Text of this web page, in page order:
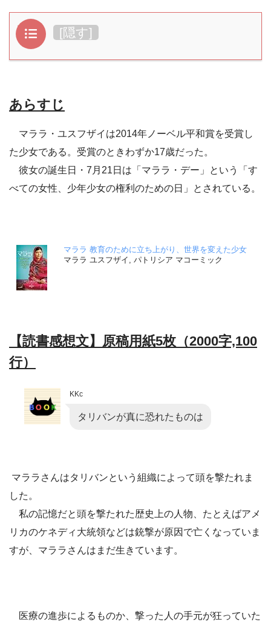
目次 [隠す]
あらすじ
マララ・ユスフザイは2014年ノーベル平和賞を受賞し
た少女である。受賞のときわずか17歳だった。
彼女の誕生日・7月21日は「マララ・デー」という「す
べての女性、少年少女の権利のための日」とされている。
マララ 教育のために立ち上がり、世界を変えた少女
マララ ユスフザイ, パトリシア マコーミック
【読書感想文】原稿用紙5枚（2000字,100
行）
KKc
タリバンが真に恐れたものは
マララさんはタリバンという組織によって頭を撃たれま
した。
私の記憶だと頭を撃たれた歴史上の人物、たとえばアメ
リカのケネディ大統領などは銃撃が原因で亡くなっていま
すが、マララさんはまだ生きています。
医療の進歩によるものか、撃った人の手元が狂っていた